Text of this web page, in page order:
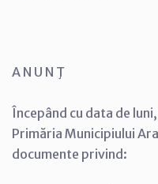
A N U N Ţ
Începând cu data de
Primăria Municipiului
documente privind: